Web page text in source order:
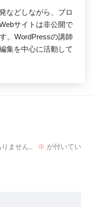
などしながら、ブロ
サイトは非公開で
。WordPressの講師
集を中心に活動して
ません。 ※ が付いてい